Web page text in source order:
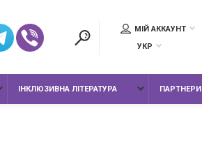
МІЙ АККАУНТ
УКР
ІНКЛЮЗИВНА ЛІТЕРАТУРА ПАРТНЕРИ